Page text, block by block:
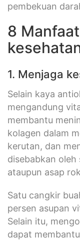
pembekuan
8
1. Menjaga
Selain kaya
mengandung
membantu
kolagen dalam
kerutan, dan
disebabkan oleh
ataupun asap
Satu cangkir
persen asupan
Selain itu,
dapat